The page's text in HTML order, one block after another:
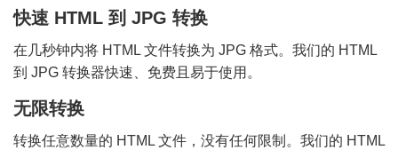
快速 HTML 到 JPG 转换
在几秒钟内将 HTML 文件转换为 JPG 格式。我们的 HTML
到 JPG 转换器快速、免费且易于使用。
无限转换
转换任意数量的 HTML 文件，没有任何限制。我们的 HTML